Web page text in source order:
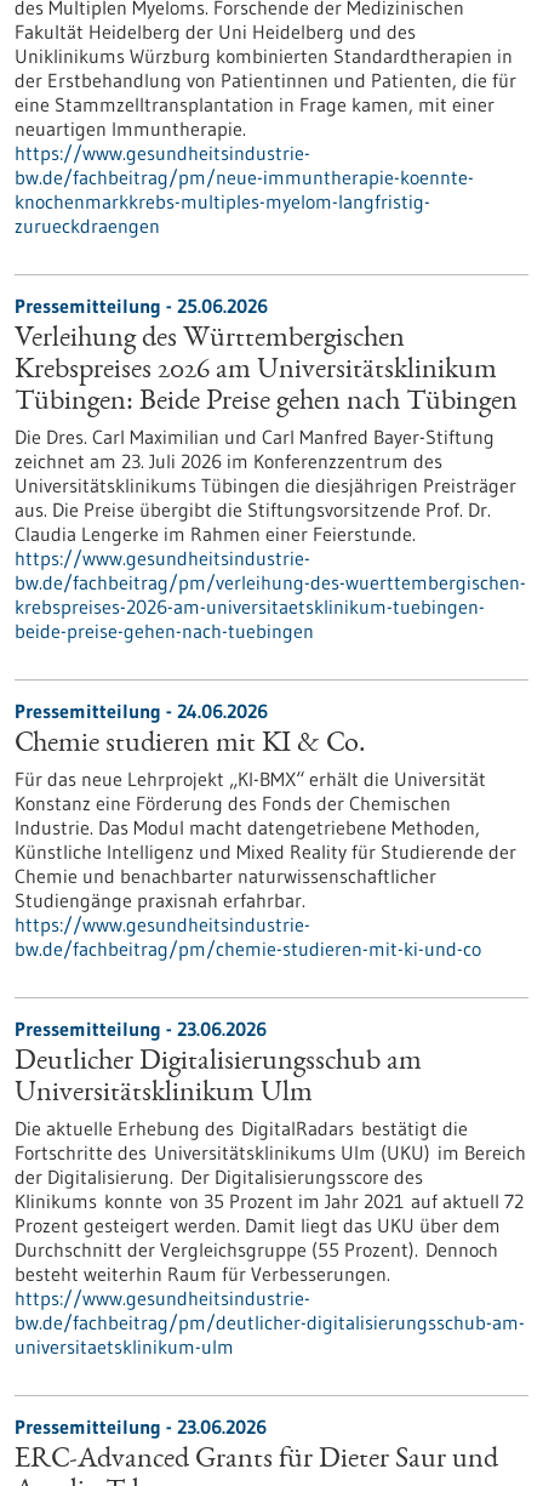
des Multiplen Myeloms. Forschende der Medizinischen
Fakultät Heidelberg der Uni Heidelberg und des
Uniklinikums Würzburg kombinierten Standardtherapien in
der Erstbehandlung von Patientinnen und Patienten, die für
eine Stammzelltransplantation in Frage kamen, mit einer
neuartigen Immuntherapie.
https://www.gesundheitsindustrie-
bw.de/fachbeitrag/pm/neue-immuntherapie-koennte-
knochenmarkkrebs-multiples-myelom-langfristig-
zurueckdraengen
Pressemitteilung - 25.06.2026
Verleihung des Württembergischen
Krebspreises 2026 am Universitätsklinikum
Tübingen: Beide Preise gehen nach Tübingen
Die Dres. Carl Maximilian und Carl Manfred Bayer-Stiftung
zeichnet am 23. Juli 2026 im Konferenzzentrum des
Universitätsklinikums Tübingen die diesjährigen Preisträger
aus. Die Preise übergibt die Stiftungsvorsitzende Prof. Dr.
Claudia Lengerke im Rahmen einer Feierstunde.
https://www.gesundheitsindustrie-
bw.de/fachbeitrag/pm/verleihung-des-wuerttembergischen-
krebspreises-2026-am-universitaetsklinikum-tuebingen-
beide-preise-gehen-nach-tuebingen
Pressemitteilung - 24.06.2026
Chemie studieren mit KI & Co.
Für das neue Lehrprojekt „KI-BMX“ erhält die Universität
Konstanz eine Förderung des Fonds der Chemischen
Industrie. Das Modul macht datengetriebene Methoden,
Künstliche Intelligenz und Mixed Reality für Studierende der
Chemie und benachbarter naturwissenschaftlicher
Studiengänge praxisnah erfahrbar.
https://www.gesundheitsindustrie-
bw.de/fachbeitrag/pm/chemie-studieren-mit-ki-und-co
Pressemitteilung - 23.06.2026
Deutlicher Digitalisierungsschub am
Universitätsklinikum Ulm
Die aktuelle Erhebung des DigitalRadars bestätigt die
Fortschritte des Universitätsklinikums Ulm (UKU) im Bereich
der Digitalisierung. Der Digitalisierungsscore des
Klinikums konnte von 35 Prozent im Jahr 2021 auf aktuell 72
Prozent gesteigert werden. Damit liegt das UKU über dem
Durchschnitt der Vergleichsgruppe (55 Prozent). Dennoch
besteht weiterhin Raum für Verbesserungen.
https://www.gesundheitsindustrie-
bw.de/fachbeitrag/pm/deutlicher-digitalisierungsschub-am-
universitaetsklinikum-ulm
Pressemitteilung - 23.06.2026
ERC-Advanced Grants für Dieter Saur und